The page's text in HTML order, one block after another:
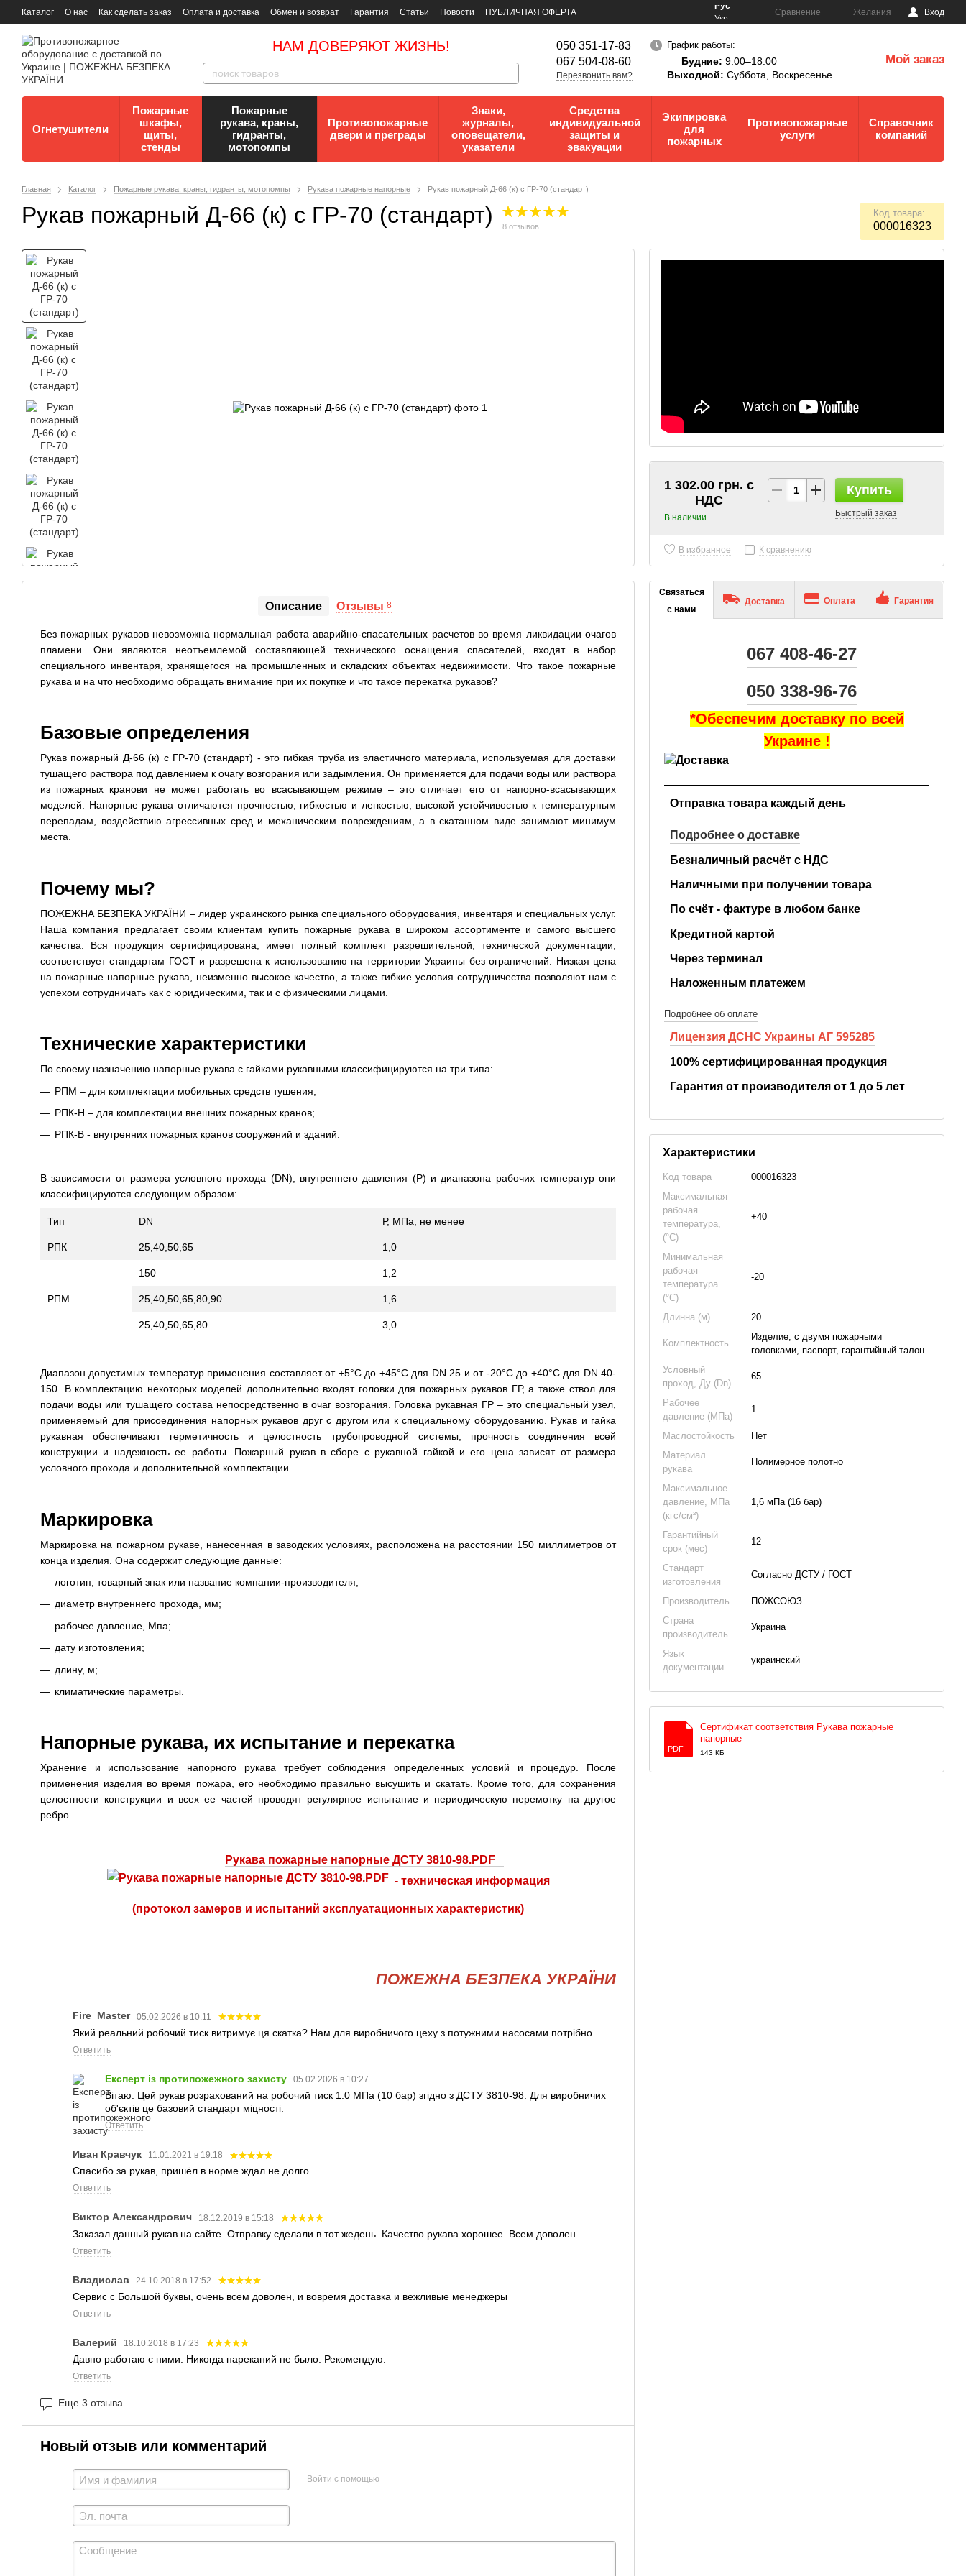
Каталог О нас Как сделать заказ Оплата и доставка Обмен и возврат Гарантия Статьи Новости
ПУБЛИЧНАЯ ОФЕРТА
Документы
Контакты Документы по пожарной безопасности
Рус
Укр
Сравнение Желания Вход
НАМ ДОВЕРЯЮТ ЖИЗНЬ!
050 351-17-83
067 504-08-60
Перезвонить вам?
График работы:
Будние: 9:00–18:00
Выходной: Суббота, Воскресенье.
Мой заказ
Огнетушители
Пожарные
шкафы,
щиты,
стенды
Пожарные
рукава, краны,
гидранты,
мотопомпы
Противопожарные
двери и преграды
Знаки,
журналы,
оповещатели,
указатели
Средства
индивидуальной
защиты и
эвакуации
Экипировка
для
пожарных
Противопожарные
услуги
Справочник
компаний
Главная Каталог Пожарные рукава, краны, гидранты, мотопомпы Рукава пожарные напорные Рукав пожарный Д-66 (к) с ГР-70 (стандарт)
Рукав пожарный Д-66 (к) с ГР-70 (стандарт) 8 отзывов
Код товара:
000016323
Описание Отзывы 8
Без пожарных рукавов невозможна нормальная работа аварийно-спасательных расчетов во время ликвидации очагов
пламени. Они являются неотъемлемой составляющей технического оснащения спасателей, входят в набор
специального инвентаря, хранящегося на промышленных и складских объектах недвижимости. Что такое пожарные
рукава и на что необходимо обращать внимание при их покупке и что такое перекатка рукавов?
Базовые определения
Рукав пожарный Д-66 (к) с ГР-70 (стандарт) - это гибкая труба из эластичного материала, используемая для доставки
тушащего раствора под давлением к очагу возгорания или задымления. Он применяется для подачи воды или раствора
из пожарных кранови не может работать во всасывающем режиме – это отличает его от напорно-всасывающих
моделей. Напорные рукава отличаются прочностью, гибкостью и легкостью, высокой устойчивостью к температурным
перепадам, воздействию агрессивных сред и механическим повреждениям, а в скатанном виде занимают минимум
места.
Почему мы?
ПОЖЕЖНА БЕЗПЕКА УКРАЇНИ – лидер украинского рынка специального оборудования, инвентаря и специальных услуг.
Наша компания предлагает своим клиентам купить пожарные рукава в широком ассортименте и самого высшего
качества. Вся продукция сертифицирована, имеет полный комплект разрешительной, технической документации,
соответствует стандартам ГОСТ и разрешена к использованию на территории Украины без ограничений. Низкая цена
на пожарные напорные рукава, неизменно высокое качество, а также гибкие условия сотрудничества позволяют нам с
успехом сотрудничать как с юридическими, так и с физическими лицами.
Технические характеристики
По своему назначению напорные рукава с гайками рукавными классифицируются на три типа:
РПМ – для комплектации мобильных средств тушения;
РПК-Н – для комплектации внешних пожарных кранов;
РПК-В - внутренних пожарных кранов сооружений и зданий.
В зависимости от размера условного прохода (DN), внутреннего давления (Р) и диапазона рабочих температур они
классифицируются следующим образом:
Тип DN Р, МПа, не менее
РПК 25,40,50,65 1,0
РПМ
150 1,2
25,40,50,65,80,90 1,6
25,40,50,65,80 3,0
Диапазон допустимых температур применения составляет от +5°C до +45°C для DN 25 и от -20°C до +40°C для DN 40-
150. В комплектацию некоторых моделей дополнительно входят головки для пожарных рукавов ГР, а также ствол для
подачи воды или тушащего состава непосредственно в очаг возгорания. Головка рукавная ГР – это специальный узел,
применяемый для присоединения напорных рукавов друг с другом или к специальному оборудованию. Рукав и гайка
рукавная обеспечивают герметичность и целостность трубопроводной системы, прочность соединения всей
конструкции и надежность ее работы. Пожарный рукав в сборе с рукавной гайкой и его цена зависят от размера
условного прохода и дополнительной комплектации.
Маркировка
Маркировка на пожарном рукаве, нанесенная в заводских условиях, расположена на расстоянии 150 миллиметров от
конца изделия. Она содержит следующие данные:
логотип, товарный знак или название компании-производителя;
диаметр внутреннего прохода, мм;
рабочее давление, Мпа;
дату изготовления;
длину, м;
климатические параметры.
Напорные рукава, их испытание и перекатка
Хранение и использование напорного рукава требует соблюдения определенных условий и процедур. После
применения изделия во время пожара, его необходимо правильно высушить и скатать. Кроме того, для сохранения
целостности конструкции и всех ее частей проводят регулярное испытание и периодическую перемотку на другое
ребро.
Рукава пожарные напорные ДСТУ 3810-98.PDF
- техническая информация
(протокол замеров и испытаний эксплуатационных характеристик)
ПОЖЕЖНА БЕЗПЕКА УКРАЇНИ
Fire_Master 05.02.2026 в 10:11
Який реальний робочий тиск витримує ця скатка? Нам для виробничого цеху з потужними насосами потрібно.
Ответить
Експерт із протипожежного захисту 05.02.2026 в 10:27
Вітаю. Цей рукав розрахований на робочий тиск 1.0 МПа (10 бар) згідно з ДСТУ 3810-98. Для виробничих
об'єктів це базовий стандарт міцності.
Ответить
Иван Кравчук 11.01.2021 в 19:18
Спасибо за рукав, пришёл в норме ждал не долго.
Ответить
Виктор Александрович 18.12.2019 в 15:18
Заказал данный рукав на сайте. Отправку сделали в тот жедень. Качество рукава хорошее. Всем доволен
Ответить
Владислав 24.10.2018 в 17:52
Сервис с Большой буквы, очень всем доволен, и вовремя доставка и вежливые менеджеры
Ответить
Валерий 18.10.2018 в 17:23
Давно работаю с ними. Никогда нареканий не было. Рекомендую.
Ответить
Еще 3 отзыва
Новый отзыв или комментарий
Войти с помощью
1 302.00 грн. с
НДС
В наличии
Купить
Быстрый заказ
В избранное К сравнению
Связаться
с нами
Доставка Оплата Гарантия
067 408-46-27
050 338-96-76
*Обеспечим доставку по всей
Украине !
Отправка товара каждый день
Подробнее о доставке
Безналичный расчёт с НДС
Наличными при получении товара
По счёт - фактуре в любом банке
Кредитной картой
Через терминал
Наложенным платежем
Подробнее об оплате
Лицензия ДСНС Украины АГ 595285
100% сертифицированная продукция
Гарантия от производителя от 1 до 5 лет
Характеристики
Код товара
000016323
Максимальная
рабочая
температура,
(°C)
+40
Минимальная
рабочая
температура
(°C)
-20
Длинна (м) 20
Комплектность
Изделие, с двумя пожарными
головками, паспорт, гарантийный талон.
Условный
проход, Ду (Dn)
65
Рабочее
давление (МПа)
1
Маслостойкость
Нет
Материал
рукава
Полимерное полотно
Максимальное
давление, МПа
(кгс/см²)
1,6 мПа (16 бар)
Гарантийный
срок (мес)
12
Стандарт
изготовления
Согласно ДСТУ / ГОСТ
Производитель
ПОЖСОЮЗ
Страна
производитель
Украина
Язык
документации
украинский
PDF
Сертификат соответствия Рукава пожарные
напорные
143 КБ